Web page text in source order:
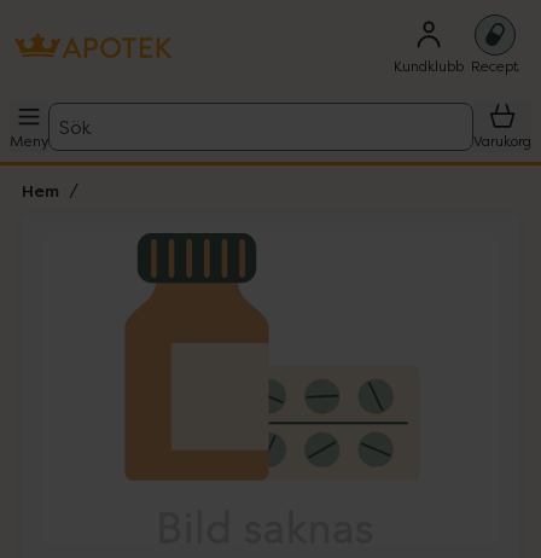
Kundklubb Recept
Meny
Sök
Varukorg
Hem
Lista: . Innehåller 1 objekt.